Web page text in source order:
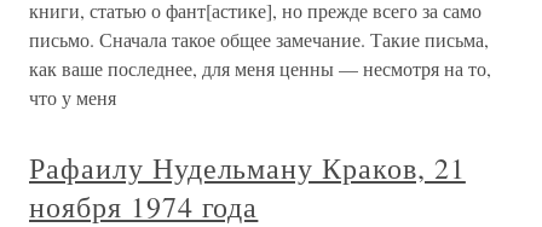
книги, статью о фант[астике], но прежде всего за само
письмо. Сначала такое общее замечание. Такие письма,
как ваше последнее, для меня ценны — несмотря на то,
что у меня
Рафаилу Нудельману Краков, 21
ноября 1974 года